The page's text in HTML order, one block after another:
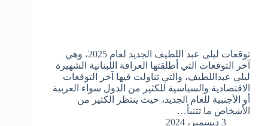
توقعات ليلى عبد اللطيف الجديد لعام 2025، وهي
آخر التوقعات التي أطلقتها العرافة اللبنانية الشهيرة
ليلي عبداللطيف، والتي تناولت فيها آخر التوقعات
الاقتصادية والسياسية للكثير من الدول سواء العربية
أو الأجنبية للعام الجديد، حيث ينتظر الكثير من
الأشخاص ما تتنبأ…
3 ديسمبر، 2024